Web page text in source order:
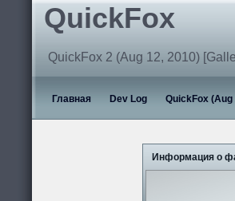
QuickFox
QuickFox 2 (Aug 12, 2010)
Главная Dev Log QuickFox (Aug
Информация о